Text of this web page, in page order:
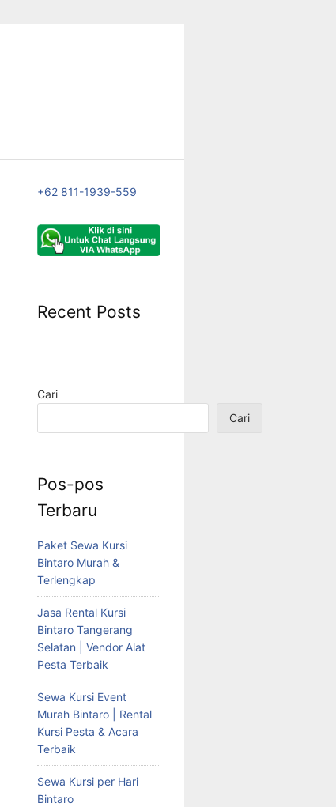
+62 811-1939-559
Recent Posts
Cari
Cari
Pos-pos
Terbaru
Paket Sewa Kursi
Bintaro Murah &
Terlengkap
Jasa Rental Kursi
Bintaro Tangerang
Selatan | Vendor Alat
Pesta Terbaik
Sewa Kursi Event
Murah Bintaro | Rental
Kursi Pesta & Acara
Terbaik
Sewa Kursi per Hari
Bintaro